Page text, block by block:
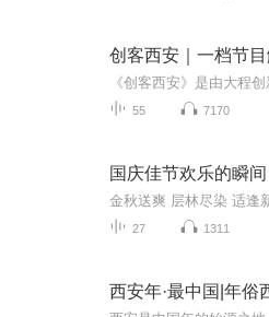
创客西安｜一档节
55 7170
国庆佳节欢乐的瞬间
27 1311
西安年·最中国|年俗